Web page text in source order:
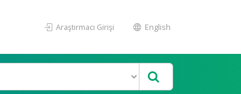
Araştırmacı Girişi English